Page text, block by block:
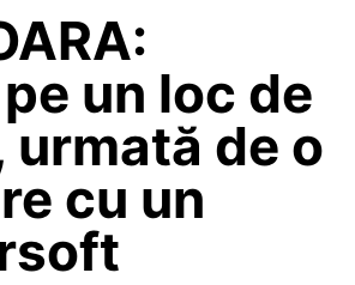
un loc de
urmată de o
cu un